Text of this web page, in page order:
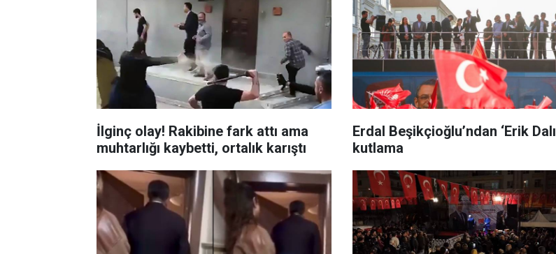
İlginç olay! Rakibine fark attı ama
muhtarlığı kaybetti, ortalık karıştı
Erdal Beşikçioğlu’ndan ‘Erik
kutlama